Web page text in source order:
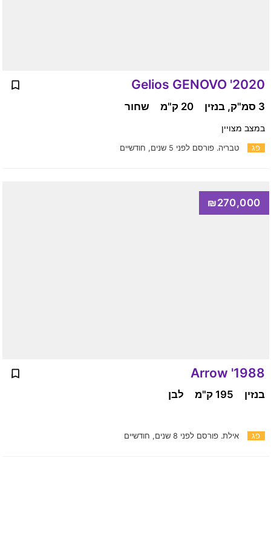
2020' Gelios GENOVO
פג טבריה.פורסם לפני 5 שנים, חודשיים
3 סמ"ק, בנזין 20 ק"מ שחור
במצב מצויין
₪270,000
1988' Arrow
פג אילת.פורסם לפני 8 שנים, חודשיים
בנזין 195 ק"מ לבן